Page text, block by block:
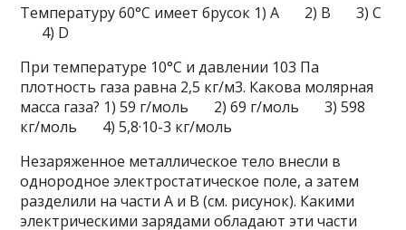
Температуру 60°С имеет брусок 1) A 2) B 3) C
4) D
При температуре 10°С и давлении 103 Па
плотность газа равна 2,5 кг/м3. Какова молярная
масса газа? 1) 59 г/моль 2) 69 г/моль 3) 598
кг/моль 4) 5,8·10-3 кг/моль
Незаряженное металлическое тело внесли в
однородное электростатическое поле, а затем
разделили на части А и В (см. рисунок). Какими
электрическими зарядами обладают эти части